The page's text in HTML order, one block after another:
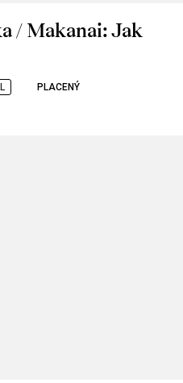
/ Makanai: Jak
PLACENÝ